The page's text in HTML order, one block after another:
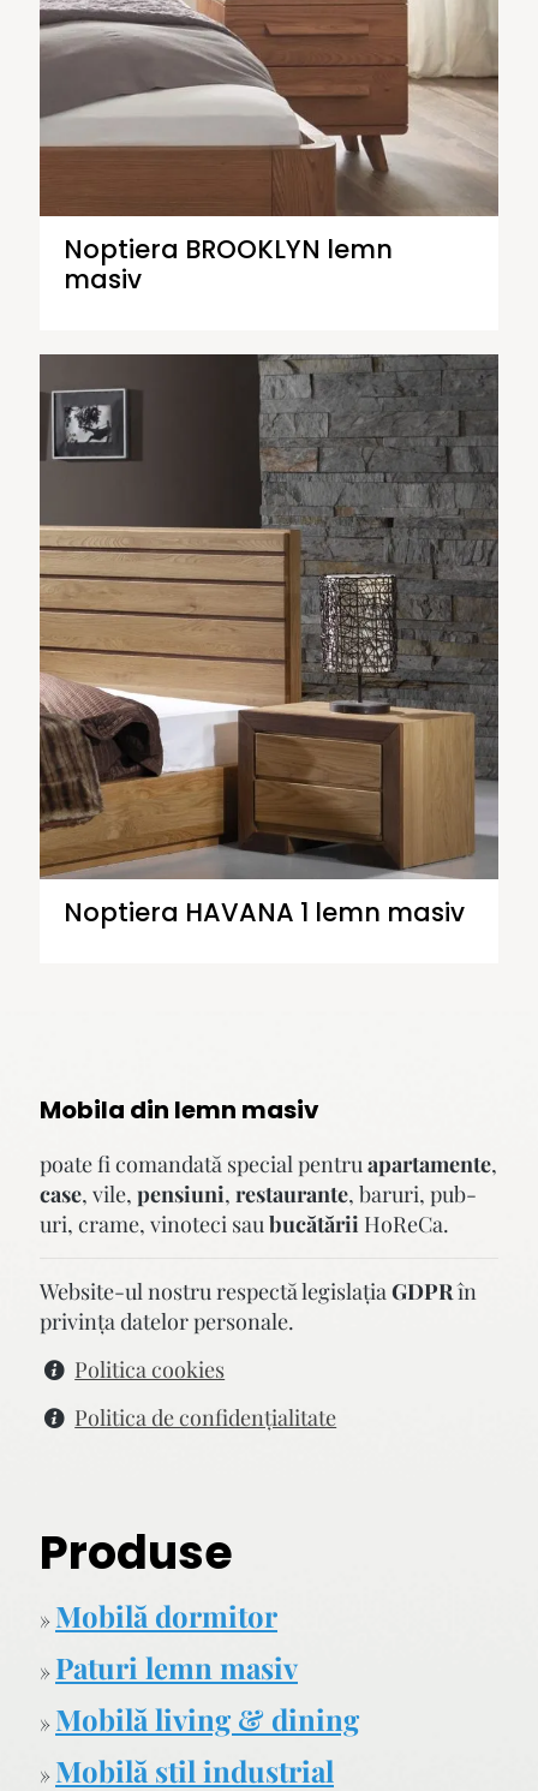
Noptiera BROOKLYN lemn
masiv
Noptiera HAVANA 1 lemn masiv
Mobila din lemn masiv
poate fi comandată special pentruapartamente,
case, vile, pensiuni, restaurante, baruri, pub-
uri, crame, vinoteci saubucătării HoReCa.
Website-ul nostru respectă legislaţiaGDPRîn
privinţa datelor personale.
Politica cookies
Politica de confidenţialitate
Produse
» Mobilă dormitor
» Paturi lemn masiv
» Mobilă living & dining
» Mobilă stil industrial